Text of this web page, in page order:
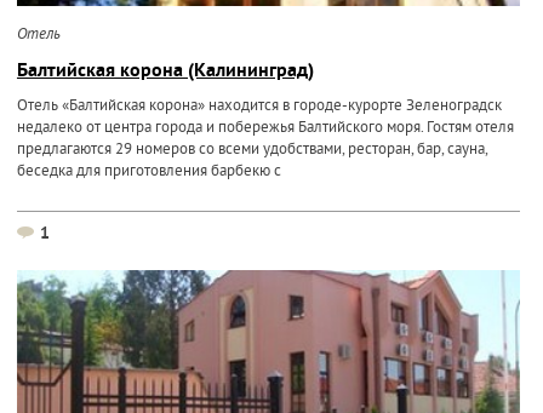
Отель
Балтийская корона (Калининград)
Отель «Балтийская корона» находится в городе-курорте Зеленоградск
недалеко от центра города и побережья Балтийского моря. Гостям отеля
предлагаются 29 номеров со всеми удобствами, ресторан, бар, сауна,
беседка для приготовления барбекю с
1